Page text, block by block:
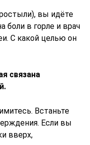
вы идёте
боли в горле и врач
С какой целью он
связана
Встаньте
Если вы
вверх,